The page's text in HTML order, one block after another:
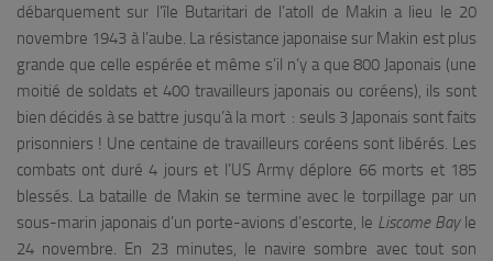
débarquement sur l’île Butaritari de l’atoll de Makin a lieu le 20
novembre 1943 à l’aube. La résistance japonaise sur Makin est plus
grande que celle espérée et même s’il n’y a que 800 Japonais (une
moitié de soldats et 400 travailleurs japonais ou coréens), ils sont
bien décidés à se battre jusqu’à la mort : seuls 3 Japonais sont faits
prisonniers ! Une centaine de travailleurs coréens sont libérés. Les
combats ont duré 4 jours et l’US Army déplore 66 morts et 185
blessés. La bataille de Makin se termine avec le torpillage par un
sous-marin japonais d’un porte-avions d’escorte, le Liscome Bayle
24 novembre. En 23 minutes, le navire sombre avec tout son